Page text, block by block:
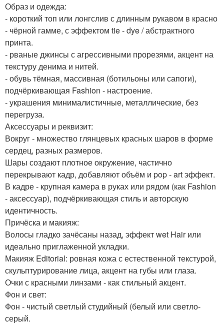
Образ и одежда:
- короткий топ или лонгслив с длинным рукавом в красно
- чёрной гамме, с эффектом tie - dye / абстрактного
принта.
- рваные джинсы с агрессивными прорезями, акцент на
текстуру денима и нитей.
- обувь тёмная, массивная (ботильоны или сапоги),
подчёркивающая Fashion - настроение.
- украшения минималистичные, металлические, без
перегруза.
Аксессуары и реквизит:
Вокруг - множество глянцевых красных шаров в форме
сердец, разных размеров.
Шары создают плотное окружение, частично
перекрывают кадр, добавляют объём и pop - art эффект.
В кадре - крупная камера в руках или рядом (как Fashion
- аксессуар), подчёркивающая стиль и авторскую
идентичность.
Причёска и макияж:
Волосы гладко зачёсаны назад, эффект wet Hair или
идеально приглаженной укладки.
Макияж Editorial: ровная кожа с естественной текстурой,
скульптурирование лица, акцент на губы или глаза.
Очки с красными линзами - как стильный акцент.
Фон и свет:
Фон - чистый светлый студийный (белый или светло-
серый.